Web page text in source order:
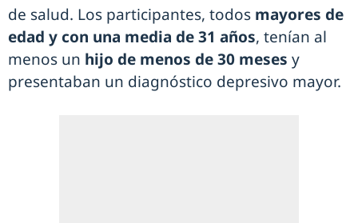
de salud. Los participantes, todos mayores de
edad y con una media de 31 años, tenían al
menos un hijo de menos de 30 meses y
presentaban un diagnóstico depresivo mayor.